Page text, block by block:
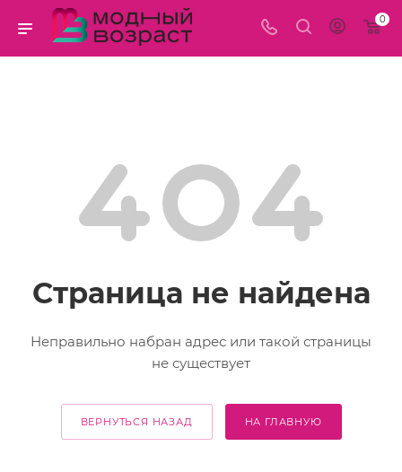
0
Страница не найдена
Неправильно набран адрес или такой страницы
не существует
ВЕРНУТЬСЯ НАЗАД НА ГЛАВНУЮ